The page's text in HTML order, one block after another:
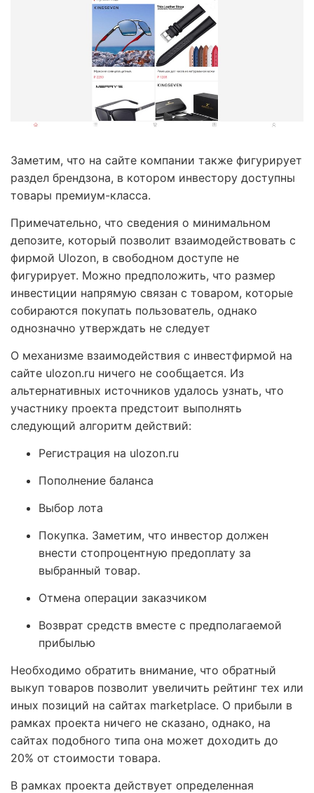
Заметим, что на сайте компании также фигурирует
раздел брендзона, в котором инвестору доступны
товары премиум-класса.
Примечательно, что сведения о минимальном
депозите, который позволит взаимодействовать с
фирмой Ulozon, в свободном доступе не
фигурирует. Можно предположить, что размер
инвестиции напрямую связан с товаром, которые
собираются покупать пользователь, однако
однозначно утверждать не следует
О механизме взаимодействия с инвестфирмой на
сайте ulozon.ru ничего не сообщается. Из
альтернативных источников удалось узнать, что
участнику проекта предстоит выполнять
следующий алгоритм действий:
Регистрация на ulozon.ru
Пополнение баланса
Выбор лота
Покупка. Заметим, что инвестор должен
внести стопроцентную предоплату за
выбранный товар.
Отмена операции заказчиком
Возврат средств вместе с предполагаемой
прибылью
Необходимо обратить внимание, что обратный
выкуп товаров позволит увеличить рейтинг тех или
иных позиций на сайтах marketplace. О прибыли в
рамках проекта ничего не сказано, однако, на
сайтах подобного типа она может доходить до
20% от стоимости товара.
В рамках проекта действует определенная